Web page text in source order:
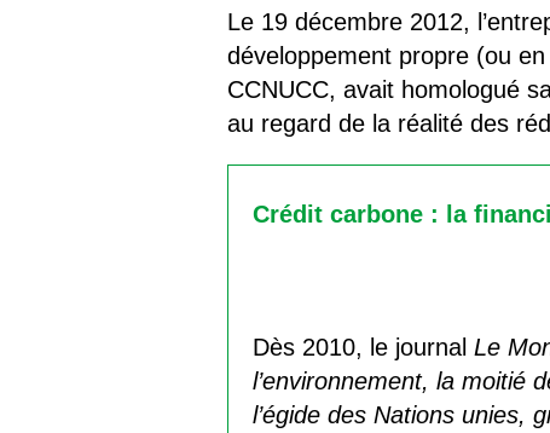
Le 19 décembre 2012,
développement propre (ou
CCNUCC, avait homologué
au regard de la réalité des
Crédit carbone : la
Dès 2010, le journalLe
l’environnement, la moitié
l’égide des Nations unies,